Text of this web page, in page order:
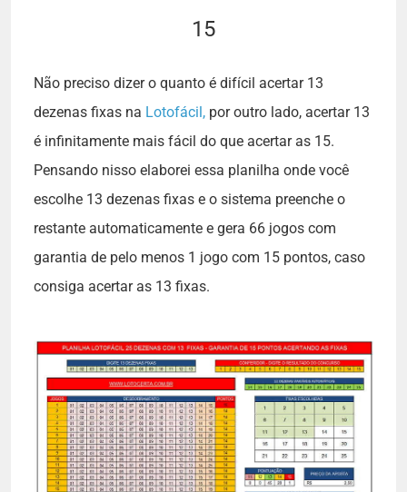
15
Não preciso dizer o quanto é difícil acertar 13
dezenas fixas na Lotofácil, por outro lado, acertar 13
é infinitamente mais fácil do que acertar as 15.
Pensando nisso elaborei essa planilha onde você
escolhe 13 dezenas fixas e o sistema preenche o
restante automaticamente e gera 66 jogos com
garantia de pelo menos 1 jogo com 15 pontos, caso
consiga acertar as 13 fixas.